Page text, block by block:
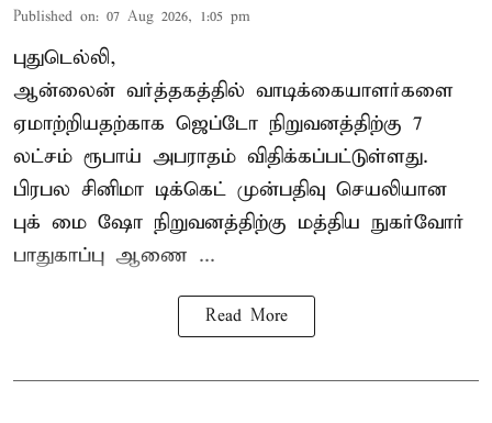
Published on: 07 Aug 2026, 1:05 pm
புதுடெல்லி,
ஆன்லைன் வர்த்தகத்தில் வாடிக்கையாளர்களை
ஏமாற்றியதற்காக ஜெப்டோ நிறுவனத்திற்கு 7
லட்சம் ரூபாய் அபராதம் விதிக்கப்பட்டுள்ளது.
பிரபல சினிமா டிக்கெட் முன்பதிவு செயலியான
புக் மை ஷோ நிறுவனத்திற்கு மத்திய நுகர்வோர்
பாதுகாப்பு ஆணை ...
Read More